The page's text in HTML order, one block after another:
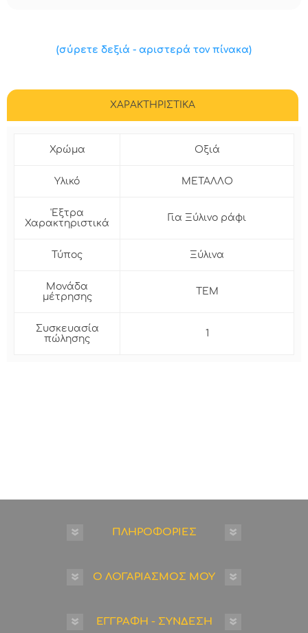
(σύρετε δεξιά - αριστερά τον πίνακα)
ΧΑΡΑΚΤΗΡΙΣΤΙΚΑ
Χρώμα Οξιά
Υλικό ΜΕΤΑΛΛΟ
'Εξτρα
Χαρακτηριστικά
Για Ξύλινο ράφι
Τύπος Ξύλινα
Μονάδα
μέτρησης
ΤΕΜ
Συσκευασία
πώλησης
1
ΠΛΗΡΟΦΟΡΙΕΣ
Ο ΛΟΓΑΡΙΑΣΜΟΣ ΜΟΥ
ΕΓΓΡΑΦΗ - ΣΥΝΔΕΣΗ